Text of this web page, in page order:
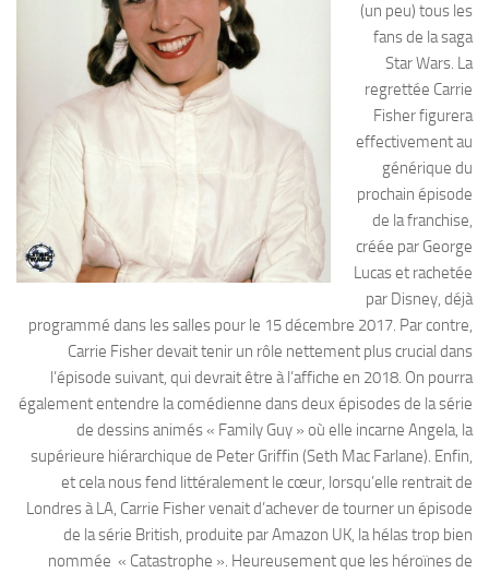
(un peu) tous les
fans de la saga
Star Wars. La
regrettée Carrie
Fisher figurera
effectivement au
générique du
prochain épisode
de la franchise,
créée par George
Lucas et rachetée
par Disney, déjà
programmé dans les salles pour le 15 décembre 2017. Par contre,
Carrie Fisher devait tenir un rôle nettement plus crucial dans
l’épisode suivant, qui devrait être à l’affiche en 2018. On pourra
également entendre la comédienne dans deux épisodes de la série
de dessins animés « Family Guy » où elle incarne Angela, la
supérieure hiérarchique de Peter Griffin (Seth Mac Farlane). Enfin,
et cela nous fend littéralement le cœur, lorsqu’elle rentrait de
Londres à LA, Carrie Fisher venait d’achever de tourner un épisode
de la série British, produite par Amazon UK, la hélas trop bien
nommée « Catastrophe ». Heureusement que les héroïnes de